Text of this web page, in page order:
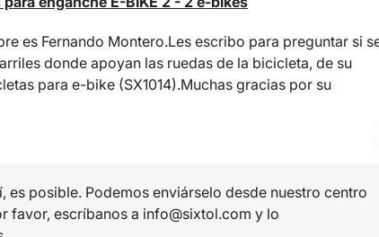
es Fernando Montero.Les escribo para preguntar si
donde apoyan las ruedas de la bicicleta, de su
para e-bike (SX1014).Muchas gracias por su
es posible. Podemos enviárselo desde nuestro centro
favor, escríbanos a info@sixtol.com y lo